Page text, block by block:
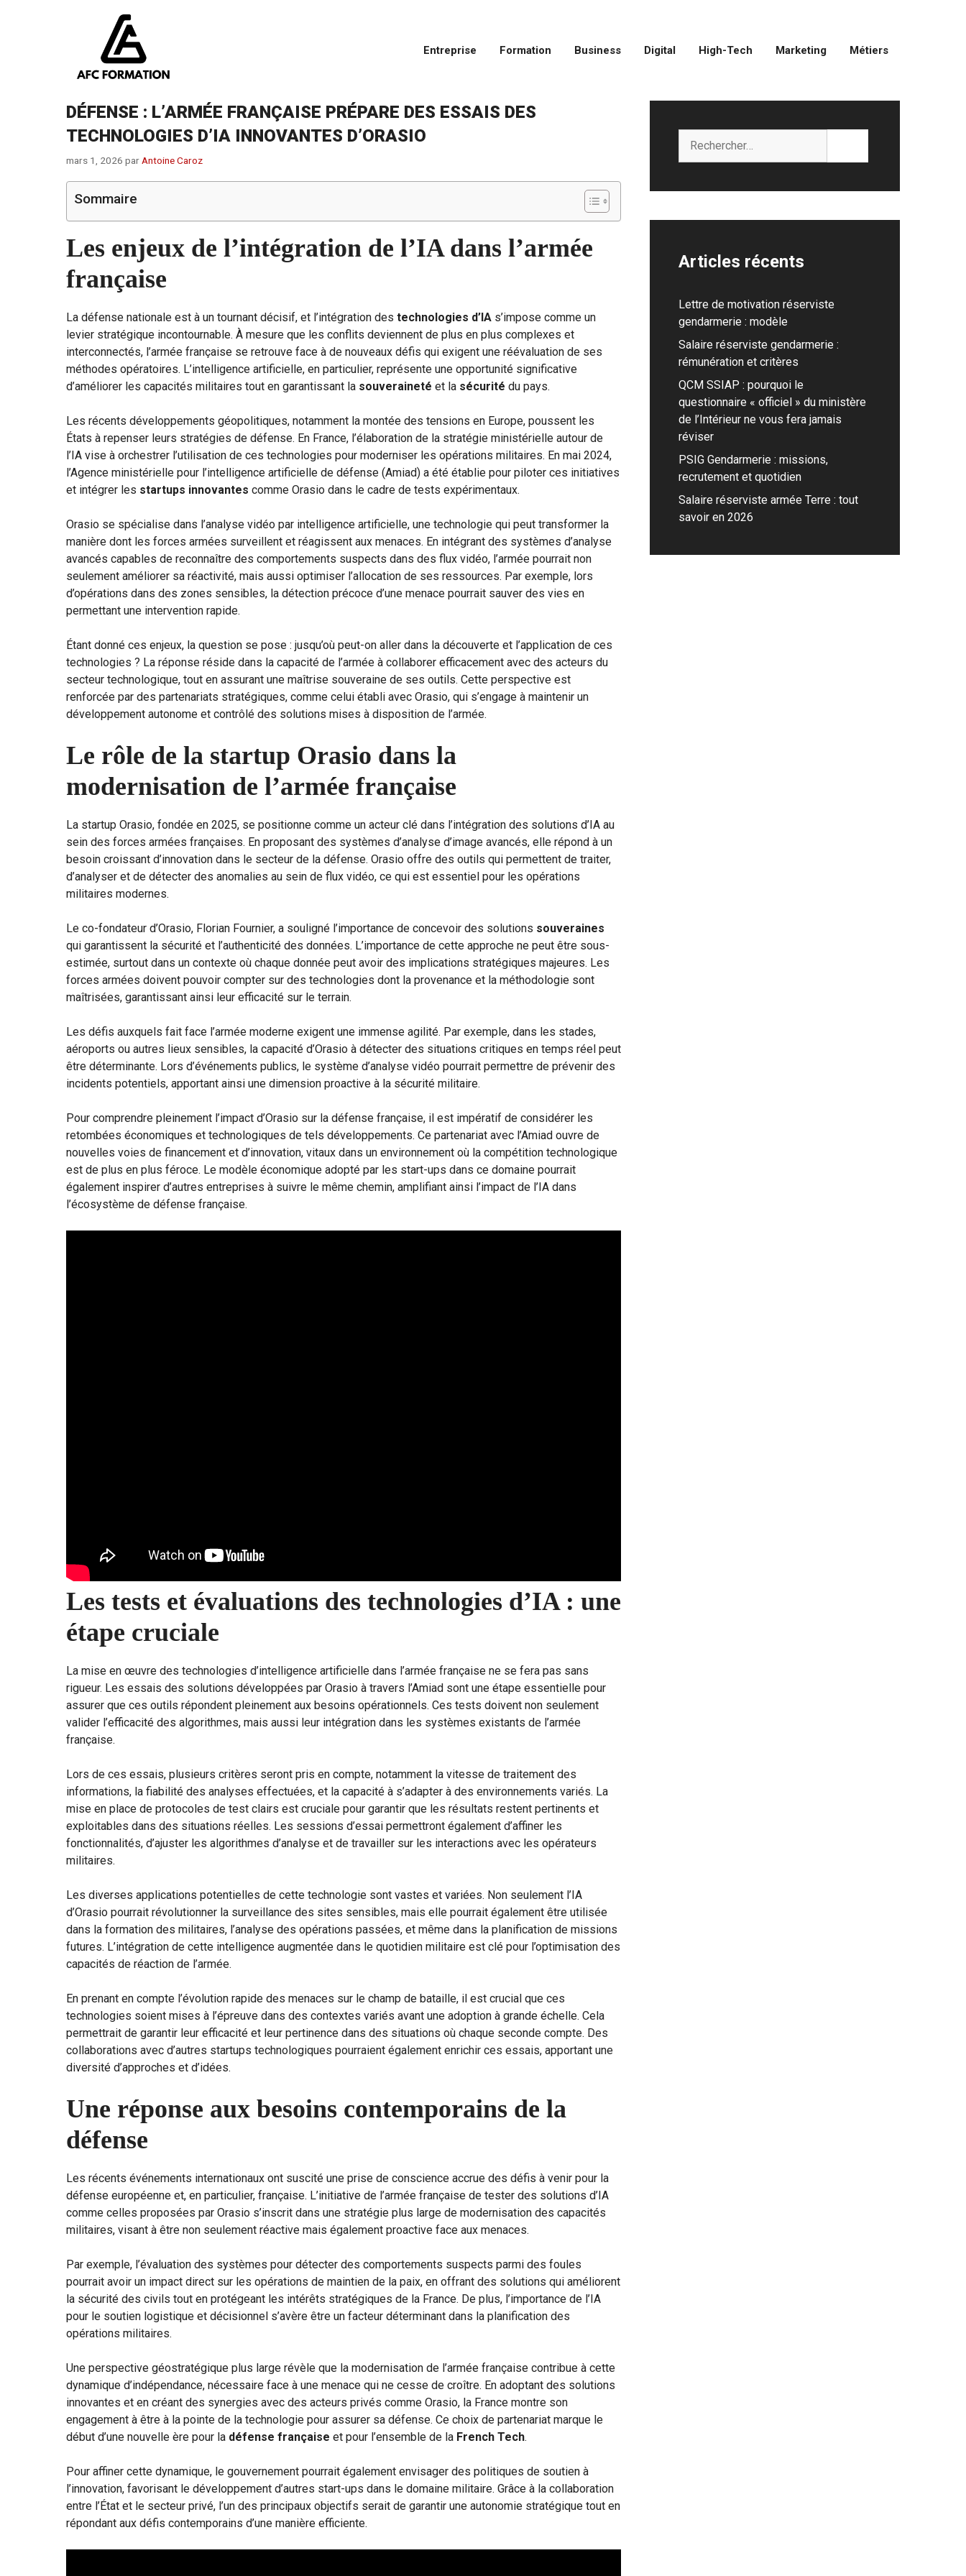
Entreprise Formation Business Digital High-Tech Marketing Métiers
DÉFENSE : L’ARMÉE FRANÇAISE PRÉPARE DES ESSAIS DES
TECHNOLOGIES D’IA INNOVANTES D’ORASIO
mars 1, 2026 parAntoine Caroz
Sommaire
Les enjeux de l’intégration de l’IA dans l’armée
française
La défense nationale est à un tournant décisif, et l’intégration des technologies d’IA s’impose comme un
levier stratégique incontournable. À mesure que les conflits deviennent de plus en plus complexes et
interconnectés, l’armée française se retrouve face à de nouveaux défis qui exigent une réévaluation de ses
méthodes opératoires. L’intelligence artificielle, en particulier, représente une opportunité significative
d’améliorer les capacités militaires tout en garantissant la souveraineté et la sécurité du pays.
Les récents développements géopolitiques, notamment la montée des tensions en Europe, poussent les
États à repenser leurs stratégies de défense. En France, l’élaboration de la stratégie ministérielle autour de
l’IA vise à orchestrer l’utilisation de ces technologies pour moderniser les opérations militaires. En mai 2024,
l’Agence ministérielle pour l’intelligence artificielle de défense (Amiad) a été établie pour piloter ces initiatives
et intégrer les startups innovantes comme Orasio dans le cadre de tests expérimentaux.
Orasio se spécialise dans l’analyse vidéo par intelligence artificielle, une technologie qui peut transformer la
manière dont les forces armées surveillent et réagissent aux menaces. En intégrant des systèmes d’analyse
avancés capables de reconnaître des comportements suspects dans des flux vidéo, l’armée pourrait non
seulement améliorer sa réactivité, mais aussi optimiser l’allocation de ses ressources. Par exemple, lors
d’opérations dans des zones sensibles, la détection précoce d’une menace pourrait sauver des vies en
permettant une intervention rapide.
Étant donné ces enjeux, la question se pose : jusqu’où peut-on aller dans la découverte et l’application de ces
technologies ? La réponse réside dans la capacité de l’armée à collaborer efficacement avec des acteurs du
secteur technologique, tout en assurant une maîtrise souveraine de ses outils. Cette perspective est
renforcée par des partenariats stratégiques, comme celui établi avec Orasio, qui s’engage à maintenir un
développement autonome et contrôlé des solutions mises à disposition de l’armée.
Le rôle de la startup Orasio dans la
modernisation de l’armée française
La startup Orasio, fondée en 2025, se positionne comme un acteur clé dans l’intégration des solutions d’IA au
sein des forces armées françaises. En proposant des systèmes d’analyse d’image avancés, elle répond à un
besoin croissant d’innovation dans le secteur de la défense. Orasio offre des outils qui permettent de traiter,
d’analyser et de détecter des anomalies au sein de flux vidéo, ce qui est essentiel pour les opérations
militaires modernes.
Le co-fondateur d’Orasio, Florian Fournier, a souligné l’importance de concevoir des solutions souveraines
qui garantissent la sécurité et l’authenticité des données. L’importance de cette approche ne peut être sous-
estimée, surtout dans un contexte où chaque donnée peut avoir des implications stratégiques majeures. Les
forces armées doivent pouvoir compter sur des technologies dont la provenance et la méthodologie sont
maîtrisées, garantissant ainsi leur efficacité sur le terrain.
Les défis auxquels fait face l’armée moderne exigent une immense agilité. Par exemple, dans les stades,
aéroports ou autres lieux sensibles, la capacité d’Orasio à détecter des situations critiques en temps réel peut
être déterminante. Lors d’événements publics, le système d’analyse vidéo pourrait permettre de prévenir des
incidents potentiels, apportant ainsi une dimension proactive à la sécurité militaire.
Pour comprendre pleinement l’impact d’Orasio sur la défense française, il est impératif de considérer les
retombées économiques et technologiques de tels développements. Ce partenariat avec l’Amiad ouvre de
nouvelles voies de financement et d’innovation, vitaux dans un environnement où la compétition technologique
est de plus en plus féroce. Le modèle économique adopté par les start-ups dans ce domaine pourrait
également inspirer d’autres entreprises à suivre le même chemin, amplifiant ainsi l’impact de l’IA dans
l’écosystème de défense française.
Les tests et évaluations des technologies d’IA : une
étape cruciale
La mise en œuvre des technologies d’intelligence artificielle dans l’armée française ne se fera pas sans
rigueur. Les essais des solutions développées par Orasio à travers l’Amiad sont une étape essentielle pour
assurer que ces outils répondent pleinement aux besoins opérationnels. Ces tests doivent non seulement
valider l’efficacité des algorithmes, mais aussi leur intégration dans les systèmes existants de l’armée
française.
Lors de ces essais, plusieurs critères seront pris en compte, notamment la vitesse de traitement des
informations, la fiabilité des analyses effectuées, et la capacité à s’adapter à des environnements variés. La
mise en place de protocoles de test clairs est cruciale pour garantir que les résultats restent pertinents et
exploitables dans des situations réelles. Les sessions d’essai permettront également d’affiner les
fonctionnalités, d’ajuster les algorithmes d’analyse et de travailler sur les interactions avec les opérateurs
militaires.
Les diverses applications potentielles de cette technologie sont vastes et variées. Non seulement l’IA
d’Orasio pourrait révolutionner la surveillance des sites sensibles, mais elle pourrait également être utilisée
dans la formation des militaires, l’analyse des opérations passées, et même dans la planification de missions
futures. L’intégration de cette intelligence augmentée dans le quotidien militaire est clé pour l’optimisation des
capacités de réaction de l’armée.
En prenant en compte l’évolution rapide des menaces sur le champ de bataille, il est crucial que ces
technologies soient mises à l’épreuve dans des contextes variés avant une adoption à grande échelle. Cela
permettrait de garantir leur efficacité et leur pertinence dans des situations où chaque seconde compte. Des
collaborations avec d’autres startups technologiques pourraient également enrichir ces essais, apportant une
diversité d’approches et d’idées.
Une réponse aux besoins contemporains de la
défense
Les récents événements internationaux ont suscité une prise de conscience accrue des défis à venir pour la
défense européenne et, en particulier, française. L’initiative de l’armée française de tester des solutions d’IA
comme celles proposées par Orasio s’inscrit dans une stratégie plus large de modernisation des capacités
militaires, visant à être non seulement réactive mais également proactive face aux menaces.
Par exemple, l’évaluation des systèmes pour détecter des comportements suspects parmi des foules
pourrait avoir un impact direct sur les opérations de maintien de la paix, en offrant des solutions qui améliorent
la sécurité des civils tout en protégeant les intérêts stratégiques de la France. De plus, l’importance de l’IA
pour le soutien logistique et décisionnel s’avère être un facteur déterminant dans la planification des
opérations militaires.
Une perspective géostratégique plus large révèle que la modernisation de l’armée française contribue à cette
dynamique d’indépendance, nécessaire face à une menace qui ne cesse de croître. En adoptant des solutions
innovantes et en créant des synergies avec des acteurs privés comme Orasio, la France montre son
engagement à être à la pointe de la technologie pour assurer sa défense. Ce choix de partenariat marque le
début d’une nouvelle ère pour la défense française et pour l’ensemble de la French Tech.
Pour affiner cette dynamique, le gouvernement pourrait également envisager des politiques de soutien à
l’innovation, favorisant le développement d’autres start-ups dans le domaine militaire. Grâce à la collaboration
entre l’État et le secteur privé, l’un des principaux objectifs serait de garantir une autonomie stratégique tout en
répondant aux défis contemporains d’une manière efficiente.
Articles récents
Lettre de motivation réserviste
gendarmerie : modèle
Salaire réserviste gendarmerie :
rémunération et critères
QCM SSIAP : pourquoi le
questionnaire « officiel » du ministère
de l’Intérieur ne vous fera jamais
réviser
PSIG Gendarmerie : missions,
recrutement et quotidien
Salaire réserviste armée Terre : tout
savoir en 2026